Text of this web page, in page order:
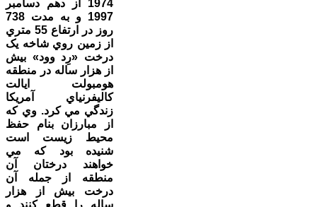
1974 از دهم دسامبر
1997 و به مدت 738
روز در ارتفاع 55 متري
از زمين روي شاخه يک
درخت «رِد وود» بیش
از هزار ساله در منطقه
هومبولت ايالت
کاليفرنياي آمريکا
زندگي مي کرد. وي که
از مبارزان بنام حفظ
محيط زيست است
شنيده بود که مي
خواهند درختان آن
منطقه از جمله آن
درخت بیش از هزار